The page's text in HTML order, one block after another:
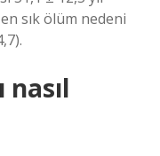
sık ölüm nedeni
nasıl